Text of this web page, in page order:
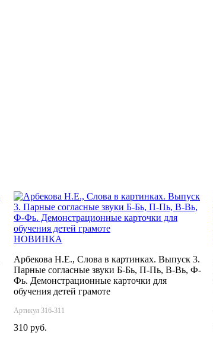
НОВИНКА
Арбекова Н.Е., Слова в картинках. Выпуск 3.
Парные согласные звуки Б-Бь, П-Пь, В-Вь, Ф-
Фь. Демонстрационные карточки для
обучения детей грамоте
Артикул 316-311
310 руб.